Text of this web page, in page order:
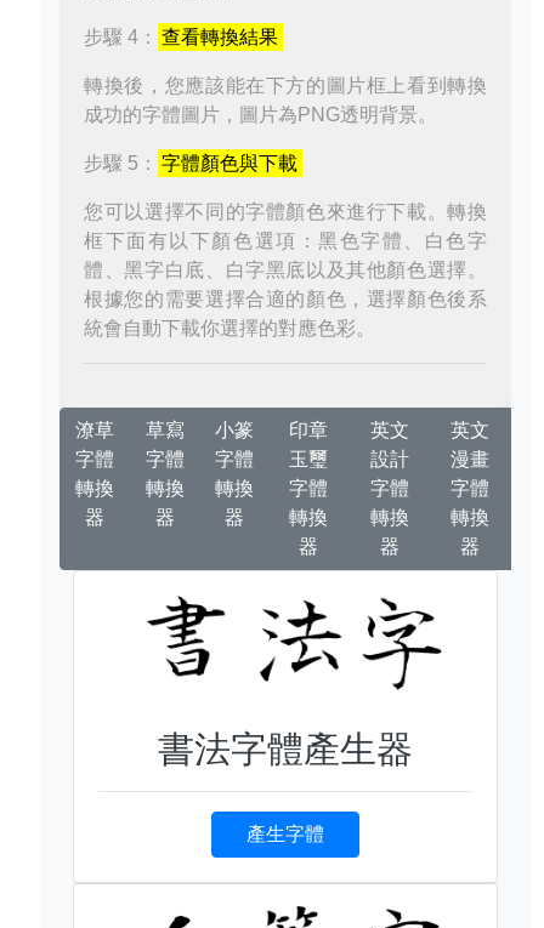
步驟 4： 查看轉換結果
轉換後，您應該能在下方的圖片框上看到轉換
成功的字體圖片，圖片為PNG透明背景。
步驟 5： 字體顏色與下載
您可以選擇不同的字體顏色來進行下載。轉換
框下面有以下顏色選項：黑色字體、白色字
體、黑字白底、白字黑底以及其他顏色選擇。
根據您的需要選擇合適的顏色，選擇顏色後系
統會自動下載你選擇的對應色彩。
潦草
字體
轉換
器
草寫
字體
轉換
器
小篆
字體
轉換
器
印章
玉璽
字體
轉換
器
英文
設計
字體
轉換
器
英文
漫畫
字體
轉換
器
書法字體產生器
產生字體